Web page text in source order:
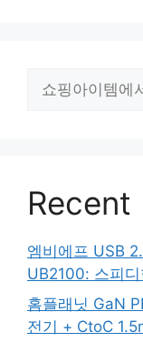
Recent
엠비에프 USB
UB2100: 스피
홈플래닛 GaN
전기 + CtoC